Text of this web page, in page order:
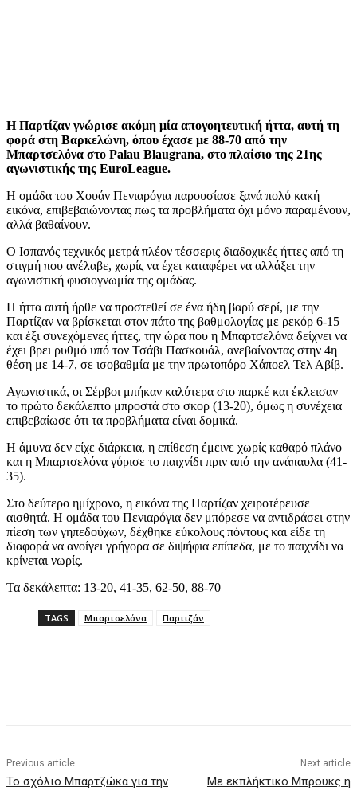
Η Παρτίζαν γνώρισε ακόμη μία απογοητευτική ήττα, αυτή τη
φορά στη Βαρκελώνη, όπου έχασε με 88-70 από την
Μπαρτσελόνα στο Palau Blaugrana, στο πλαίσιο της 21ης
αγωνιστικής της EuroLeague.
Η ομάδα του Χουάν Πενιαρόγια παρουσίασε ξανά πολύ κακή
εικόνα, επιβεβαιώνοντας πως τα προβλήματα όχι μόνο παραμένουν,
αλλά βαθαίνουν.
Ο Ισπανός τεχνικός μετρά πλέον τέσσερις διαδοχικές ήττες από τη
στιγμή που ανέλαβε, χωρίς να έχει καταφέρει να αλλάξει την
αγωνιστική φυσιογνωμία της ομάδας.
Η ήττα αυτή ήρθε να προστεθεί σε ένα ήδη βαρύ σερί, με την
Παρτίζαν να βρίσκεται στον πάτο της βαθμολογίας με ρεκόρ 6-15
και έξι συνεχόμενες ήττες, την ώρα που η Μπαρτσελόνα δείχνει να
έχει βρει ρυθμό υπό τον Τσάβι Πασκουάλ, ανεβαίνοντας στην 4η
θέση με 14-7, σε ισοβαθμία με την πρωτοπόρο Χάποελ Τελ Αβίβ.
Αγωνιστικά, οι Σέρβοι μπήκαν καλύτερα στο παρκέ και έκλεισαν
το πρώτο δεκάλεπτο μπροστά στο σκορ (13-20), όμως η συνέχεια
επιβεβαίωσε ότι τα προβλήματα είναι δομικά.
Η άμυνα δεν είχε διάρκεια, η επίθεση έμεινε χωρίς καθαρό πλάνο
και η Μπαρτσελόνα γύρισε το παιχνίδι πριν από την ανάπαυλα (41-
35).
Στο δεύτερο ημίχρονο, η εικόνα της Παρτίζαν χειροτέρευσε
αισθητά. Η ομάδα του Πενιαρόγια δεν μπόρεσε να αντιδράσει στην
πίεση των γηπεδούχων, δέχθηκε εύκολους πόντους και είδε τη
διαφορά να ανοίγει γρήγορα σε διψήφια επίπεδα, με το παιχνίδι να
κρίνεται νωρίς.
Τα δεκάλεπτα: 13-20, 41-35, 62-50, 88-70
TAGS Μπαρτσελόνα Παρτιζάν
Previous article
Το σχόλιο Μπαρτζώκα για την
Next article
Με εκπλήκτικο Μπρουκς η